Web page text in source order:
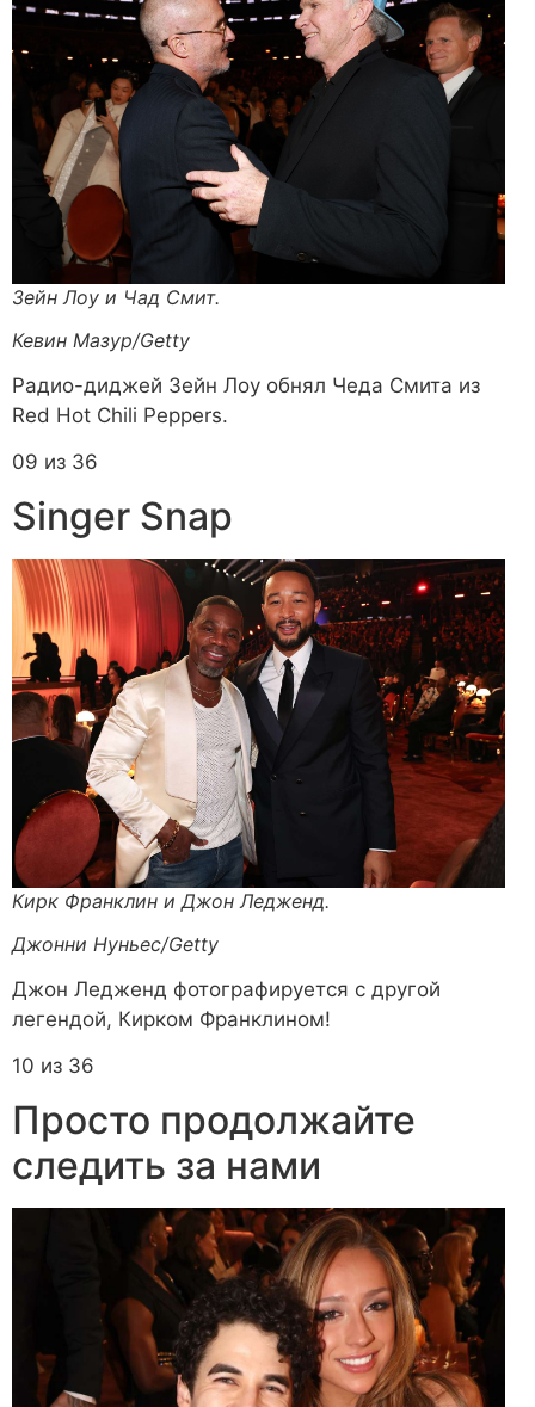
Зейн Лоу и Чад Смит.
Кевин Мазур/Getty
Радио-диджей Зейн Лоу обнял Чеда Смита из
Red Hot Chili Peppers.
09 из 36
Singer Snap
Кирк Франклин и Джон Ледженд.
Джонни Нуньес/Getty
Джон Ледженд фотографируется с другой
легендой, Кирком Франклином!
10 из 36
Просто продолжайте
следить за нами